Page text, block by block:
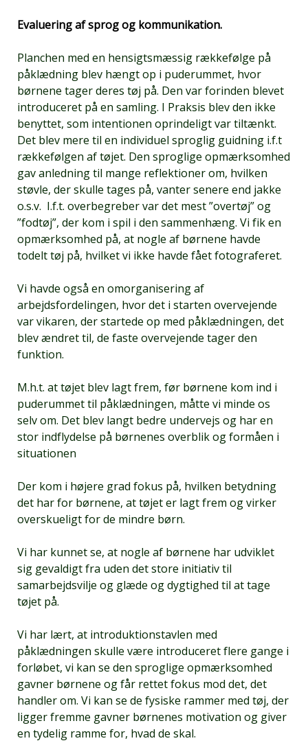
Evaluering af sprog og kommunikation.
Planchen med en hensigtsmæssig rækkefølge på
påklædning blev hængt op i puderummet, hvor
børnene tager deres tøj på. Den var forinden blevet
introduceret på en samling. I Praksis blev den ikke
benyttet, som intentionen oprindeligt var tiltænkt.
Det blev mere til en individuel sproglig guidning i.f.t
rækkefølgen af tøjet. Den sproglige opmærksomhed
gav anledning til mange reflektioner om, hvilken
støvle, der skulle tages på, vanter senere end jakke
o.s.v. I.f.t. overbegreber var det mest ”overtøj” og
”fodtøj”, der kom i spil i den sammenhæng. Vi fik en
opmærksomhed på, at nogle af børnene havde
todelt tøj på, hvilket vi ikke havde fået fotograferet.
Vi havde også en omorganisering af
arbejdsfordelingen, hvor det i starten overvejende
var vikaren, der startede op med påklædningen, det
blev ændret til, de faste overvejende tager den
funktion.
M.h.t. at tøjet blev lagt frem, før børnene kom ind i
puderummet til påklædningen, måtte vi minde os
selv om. Det blev langt bedre undervejs og har en
stor indflydelse på børnenes overblik og formåen i
situationen
Der kom i højere grad fokus på, hvilken betydning
det har for børnene, at tøjet er lagt frem og virker
overskueligt for de mindre børn.
Vi har kunnet se, at nogle af børnene har udviklet
sig gevaldigt fra uden det store initiativ til
samarbejdsvilje og glæde og dygtighed til at tage
tøjet på.
Vi har lært, at introduktionstavlen med
påklædningen skulle være introduceret flere gange i
forløbet, vi kan se den sproglige opmærksomhed
gavner børnene og får rettet fokus mod det, det
handler om. Vi kan se de fysiske rammer med tøj, der
ligger fremme gavner børnenes motivation og giver
en tydelig ramme for, hvad de skal.